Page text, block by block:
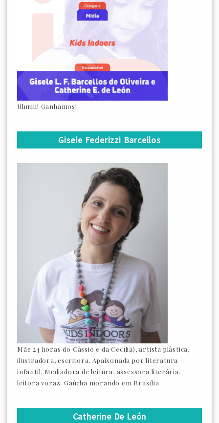
Uhuuu! Ganhamos!
Gisele Federizzi Barcellos
Mãe 24 horas do Cássio e da Cecília), artista plástica,
ilustradora, escritora. Apaixonada por literatura
infantil. Mediadora de leitura, assessora literária,
leitora voraz. Gaúcha morando em Brasília.
Catherine De León